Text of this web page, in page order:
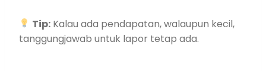
Tip: Kalau ada pendapatan, walaupun kecil,
tanggungjawab untuk lapor tetap ada.